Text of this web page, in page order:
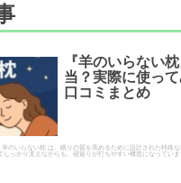
『羊のいらない
当？実際に使っ
口コミまとめ
羊のいらない枕 は、眠りの質を高めるために設計された特殊
しっかり支えながらも、寝返りが打ちやすい構造になっていま